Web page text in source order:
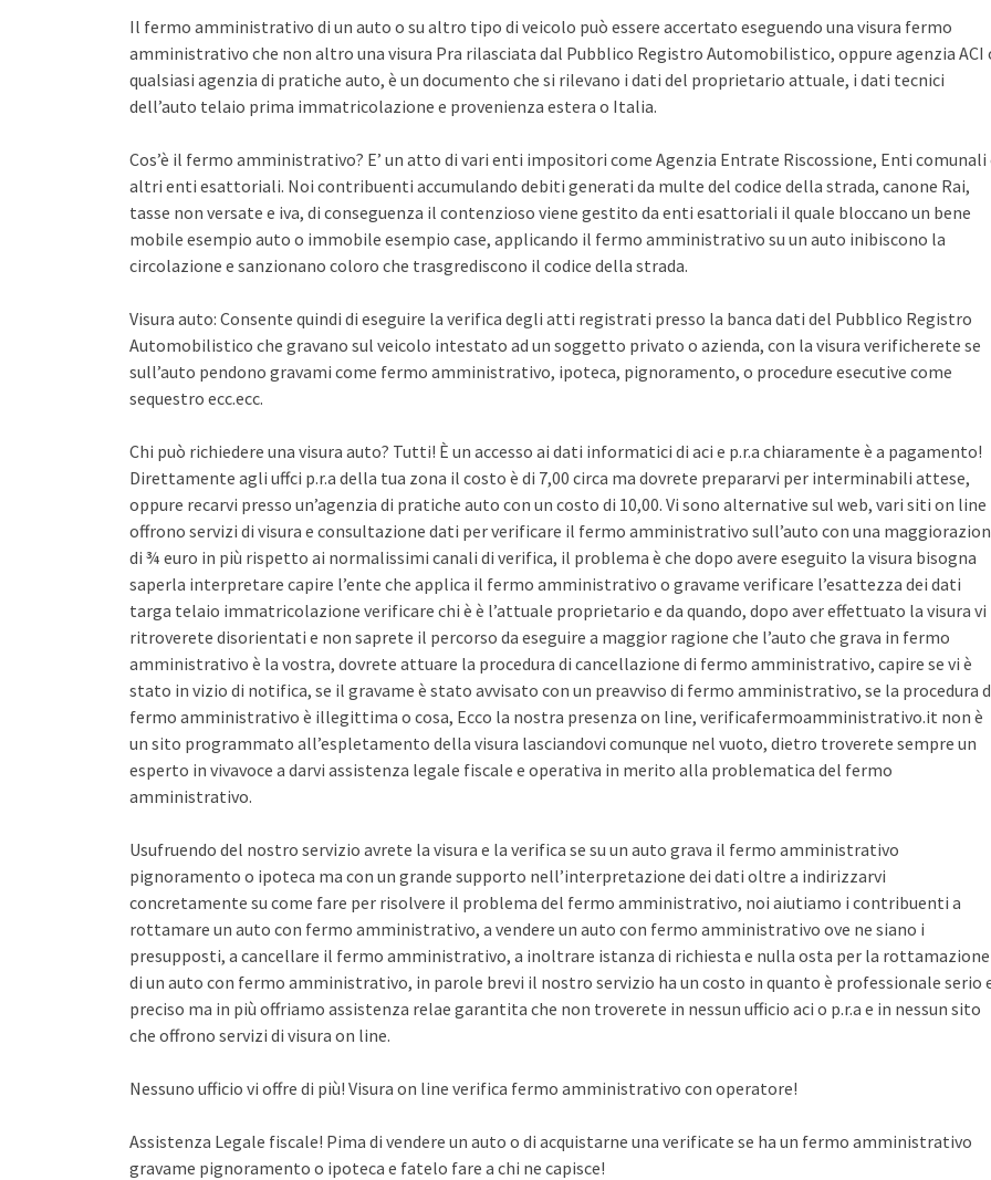
Il fermo amministrativo di un auto o su altro tipo di veicolo può essere accertato eseguendo una visura fermo
amministrativo che non altro una visura Pra rilasciata dal Pubblico Registro Automobilistico, oppure agenzia ACI
qualsiasi agenzia di pratiche auto, è un documento che si rilevano i dati del proprietario attuale, i dati tecnici
dell’auto telaio prima immatricolazione e provenienza estera o Italia.
Cos’è il fermo amministrativo? E’ un atto di vari enti impositori come Agenzia Entrate Riscossione, Enti comunali
altri enti esattoriali. Noi contribuenti accumulando debiti generati da multe del codice della strada, canone Rai,
tasse non versate e iva, di conseguenza il contenzioso viene gestito da enti esattoriali il quale bloccano un bene
mobile esempio auto o immobile esempio case, applicando il fermo amministrativo su un auto inibiscono la
circolazione e sanzionano coloro che trasgrediscono il codice della strada.
Visura auto: Consente quindi di eseguire la verifica degli atti registrati presso la banca dati del Pubblico Registro
Automobilistico che gravano sul veicolo intestato ad un soggetto privato o azienda, con la visura verificherete se
sull’auto pendono gravami come fermo amministrativo, ipoteca, pignoramento, o procedure esecutive come
sequestro ecc.ecc.
Chi può richiedere una visura auto? Tutti! È un accesso ai dati informatici di aci e p.r.a chiaramente è a pagamento!
Direttamente agli uffci p.r.a della tua zona il costo è di 7,00 circa ma dovrete prepararvi per interminabili attese,
oppure recarvi presso un’agenzia di pratiche auto con un costo di 10,00. Vi sono alternative sul web, vari siti on line
offrono servizi di visura e consultazione dati per verificare il fermo amministrativo sull’auto con una
di ¾ euro in più rispetto ai normalissimi canali di verifica, il problema è che dopo avere eseguito la visura bisogna
saperla interpretare capire l’ente che applica il fermo amministrativo o gravame verificare l’esattezza dei dati
targa telaio immatricolazione verificare chi è è l’attuale proprietario e da quando, dopo aver effettuato la visura vi
ritroverete disorientati e non saprete il percorso da eseguire a maggior ragione che l’auto che grava in fermo
amministrativo è la vostra, dovrete attuare la procedura di cancellazione di fermo amministrativo, capire se vi è
stato in vizio di notifica, se il gravame è stato avvisato con un preavviso di fermo amministrativo, se la procedura
fermo amministrativo è illegittima o cosa, Ecco la nostra presenza on line, verificafermoamministrativo.it non è
un sito programmato all’espletamento della visura lasciandovi comunque nel vuoto, dietro troverete sempre un
esperto in vivavoce a darvi assistenza legale fiscale e operativa in merito alla problematica del fermo
amministrativo.
Usufruendo del nostro servizio avrete la visura e la verifica se su un auto grava il fermo amministrativo
pignoramento o ipoteca ma con un grande supporto nell’interpretazione dei dati oltre a indirizzarvi
concretamente su come fare per risolvere il problema del fermo amministrativo, noi aiutiamo i contribuenti a
rottamare un auto con fermo amministrativo, a vendere un auto con fermo amministrativo ove ne siano i
presupposti, a cancellare il fermo amministrativo, a inoltrare istanza di richiesta e nulla osta per la rottamazione
di un auto con fermo amministrativo, in parole brevi il nostro servizio ha un costo in quanto è professionale serio
preciso ma in più offriamo assistenza relae garantita che non troverete in nessun ufficio aci o p.r.a e in nessun sito
che offrono servizi di visura on line.
Nessuno ufficio vi offre di più! Visura on line verifica fermo amministrativo con operatore!
Assistenza Legale fiscale! Pima di vendere un auto o di acquistarne una verificate se ha un fermo amministrativo
gravame pignoramento o ipoteca e fatelo fare a chi ne capisce!